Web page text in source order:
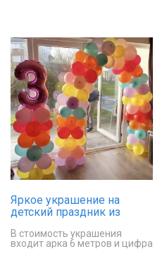
Яркое украшение на
детский праздник из
В стоимость украшения
входит арка 6 метров и цифра